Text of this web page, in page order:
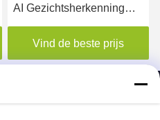
AI Gezichtsherkenning
LCD Advertentie lift
digitaal borden display
Vind de beste prijs